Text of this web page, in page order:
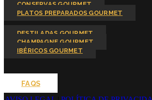
CONSERVAS GOURMET
PLATOS PREPARADOS GOURMET
DESTILADAS GOURMET
CHAMPAGNE GOURMET
IBÉRICOS GOURMET
FAQS